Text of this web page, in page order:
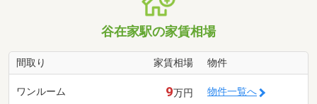
谷在家駅の家賃相場
間取り 家賃相場 物件
ワンルーム 9万円 物件一覧へ